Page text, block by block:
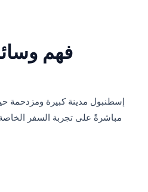
إسطنبول مدينة كبيرة ومزدحمة
مباشرةً على تجربة السفر